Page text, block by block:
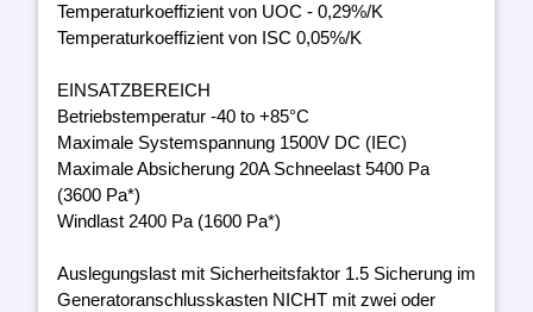
Temperaturkoeffizient von UOC - 0,29%/K
Temperaturkoeffizient von ISC 0,05%/K
EINSATZBEREICH
Betriebstemperatur -40 to +85°C
Maximale Systemspannung 1500V DC (IEC)
Maximale Absicherung 20A Schneelast 5400 Pa
(3600 Pa*)
Windlast 2400 Pa (1600 Pa*)
Auslegungslast mit Sicherheitsfaktor 1.5 Sicherung im
Generatoranschlusskasten NICHT mit zwei oder